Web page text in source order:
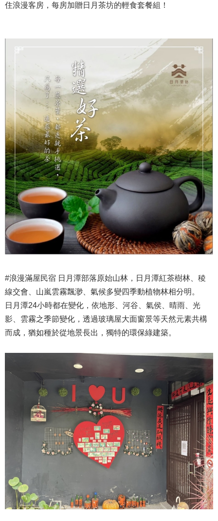
住浪漫客房，每房加贈日月茶坊的輕食套餐組！
#浪漫滿屋民宿 日月潭部落原始山林，日月潭紅茶樹林、稜
線交會、山嵐雲霧飄渺、氣候多變四季動植物林相分明。
日月潭24小時都在變化，依地形、河谷、氣侯、晴雨、光
影、雲霧之季節變化，透過玻璃屋大面窗景等天然元素共構
而成，猶如種於從地景長出，獨特的環保綠建築。